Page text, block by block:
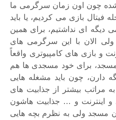
شده چون اون زمان سرگرمی ما
فیتال بازی می کردیم، یا باید
دیگه ای نداشتیم، برای همین
الان با این سرگرمی های
و بازی های کامپیوتری واقعاً
مسجد، برای خود مسجدی ها هم
دارن، چون باید مشغله هایی
مراتب بیشتر از جذابیت های
و اینترنت و … جذابیت هاشون
مسجد ولی به نظرم بچه هایی